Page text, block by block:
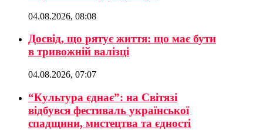
04.08.2026, 08:08
Досвід, що рятує життя: що має бути
в тривожній валізці
04.08.2026, 07:07
“Культура єднає”: на Світязі
відбувся фестиваль української
спадщини, мистецтва та єдності